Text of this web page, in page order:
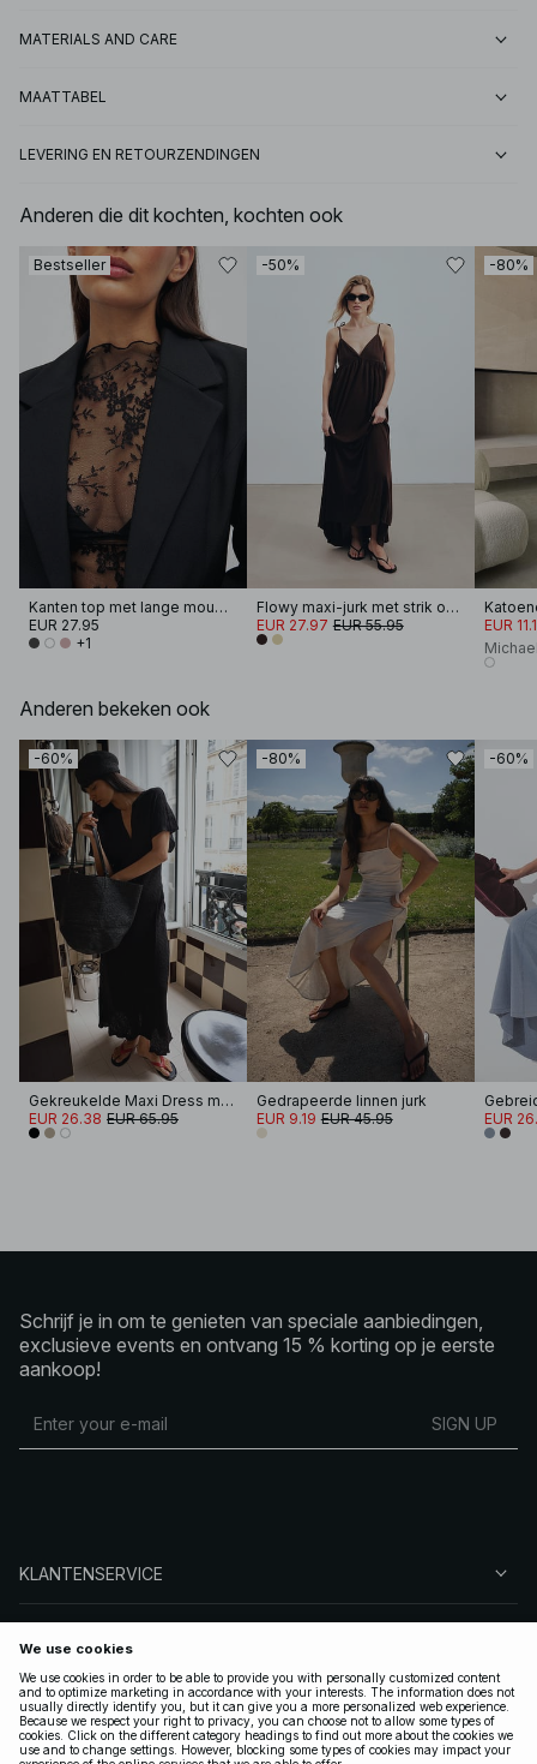
MATERIALS AND CARE
MAATTABEL
LEVERING EN RETOURZENDINGEN
Anderen die dit kochten, kochten ook
Bestseller
Kanten top met lange mouwen
EUR 27.95
+1
-50%
Flowy maxi-jurk met strik op de schouder
EUR 27.97 EUR 55.95
-80%
EUR
Anderen bekeken ook
-60%
Gekreukelde Maxi Dress met korte mouwen
EUR 26.38 EUR 65.95
-80%
Gedrapeerde linnen jurk
EUR 9.19 EUR 45.95
-60%
EUR
Schrijf je in om te genieten van speciale aanbiedingen,
exclusieve events en ontvang 15 % korting op je eerste
aankoop!
SIGN UP
KLANTENSERVICE
VOLG ONS
LEGAAL